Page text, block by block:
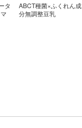
タ
ABCT種菌×ふくれん成
分無調整豆乳